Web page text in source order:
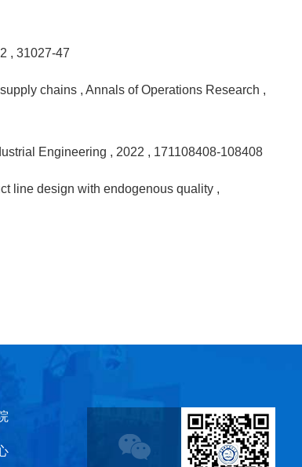
, 31027-47
chains , Annals of Operations Research ,
Engineering , 2022 , 171108408-108408
line design with endogenous quality ,